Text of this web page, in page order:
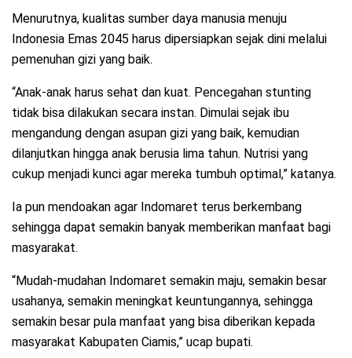
Menurutnya, kualitas sumber daya manusia menuju
Indonesia Emas 2045 harus dipersiapkan sejak dini melalui
pemenuhan gizi yang baik.
“Anak-anak harus sehat dan kuat. Pencegahan stunting
tidak bisa dilakukan secara instan. Dimulai sejak ibu
mengandung dengan asupan gizi yang baik, kemudian
dilanjutkan hingga anak berusia lima tahun. Nutrisi yang
cukup menjadi kunci agar mereka tumbuh optimal,” katanya.
Ia pun mendoakan agar Indomaret terus berkembang
sehingga dapat semakin banyak memberikan manfaat bagi
masyarakat.
“Mudah-mudahan Indomaret semakin maju, semakin besar
usahanya, semakin meningkat keuntungannya, sehingga
semakin besar pula manfaat yang bisa diberikan kepada
masyarakat Kabupaten Ciamis,” ucap bupati.